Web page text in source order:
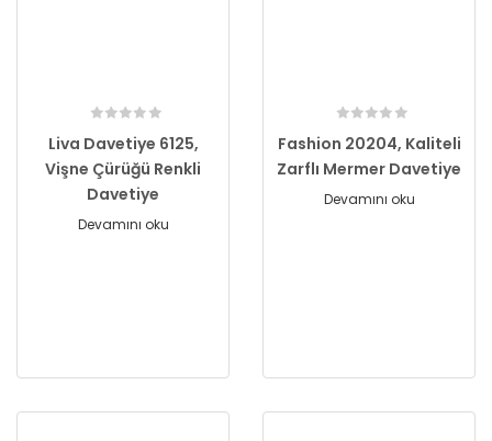
Liva Davetiye 6125,
Vişne Çürüğü Renkli
Davetiye
Devamını oku
Fashion 20204, Kaliteli
Zarflı Mermer Davetiye
Devamını oku